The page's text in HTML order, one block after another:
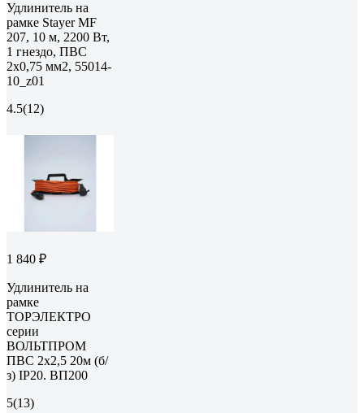
Удлинитель на
рамке Stayer MF
207, 10 м, 2200 Вт,
1 гнездо, ПВС
2х0,75 мм2, 55014-
10_z01
4.5(12)
1 840 ₽
Удлинитель на
рамке
ТОРЭЛЕКТРО
серии
ВОЛЬТПРОМ
ПВС 2х2,5 20м (б/
з) IP20. ВП200
5(13)